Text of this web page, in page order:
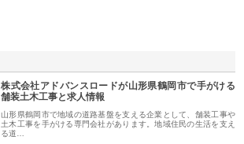
株式会社アドバンスロードが山形県鶴岡市で手がける
舗装土木工事と求人情報
山形県鶴岡市で地域の道路基盤を支える企業として、舗装工事や
土木工事を手がける専門会社があります。地域住民の生活を支え
る道…